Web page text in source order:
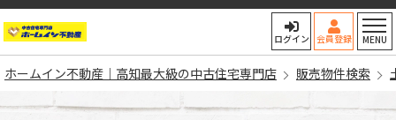
ホームイン不動産｜高知最大
ログイン 会員登録 MENU
ホームイン不動産｜高知最大級の中古住宅専門店 販売物件検索